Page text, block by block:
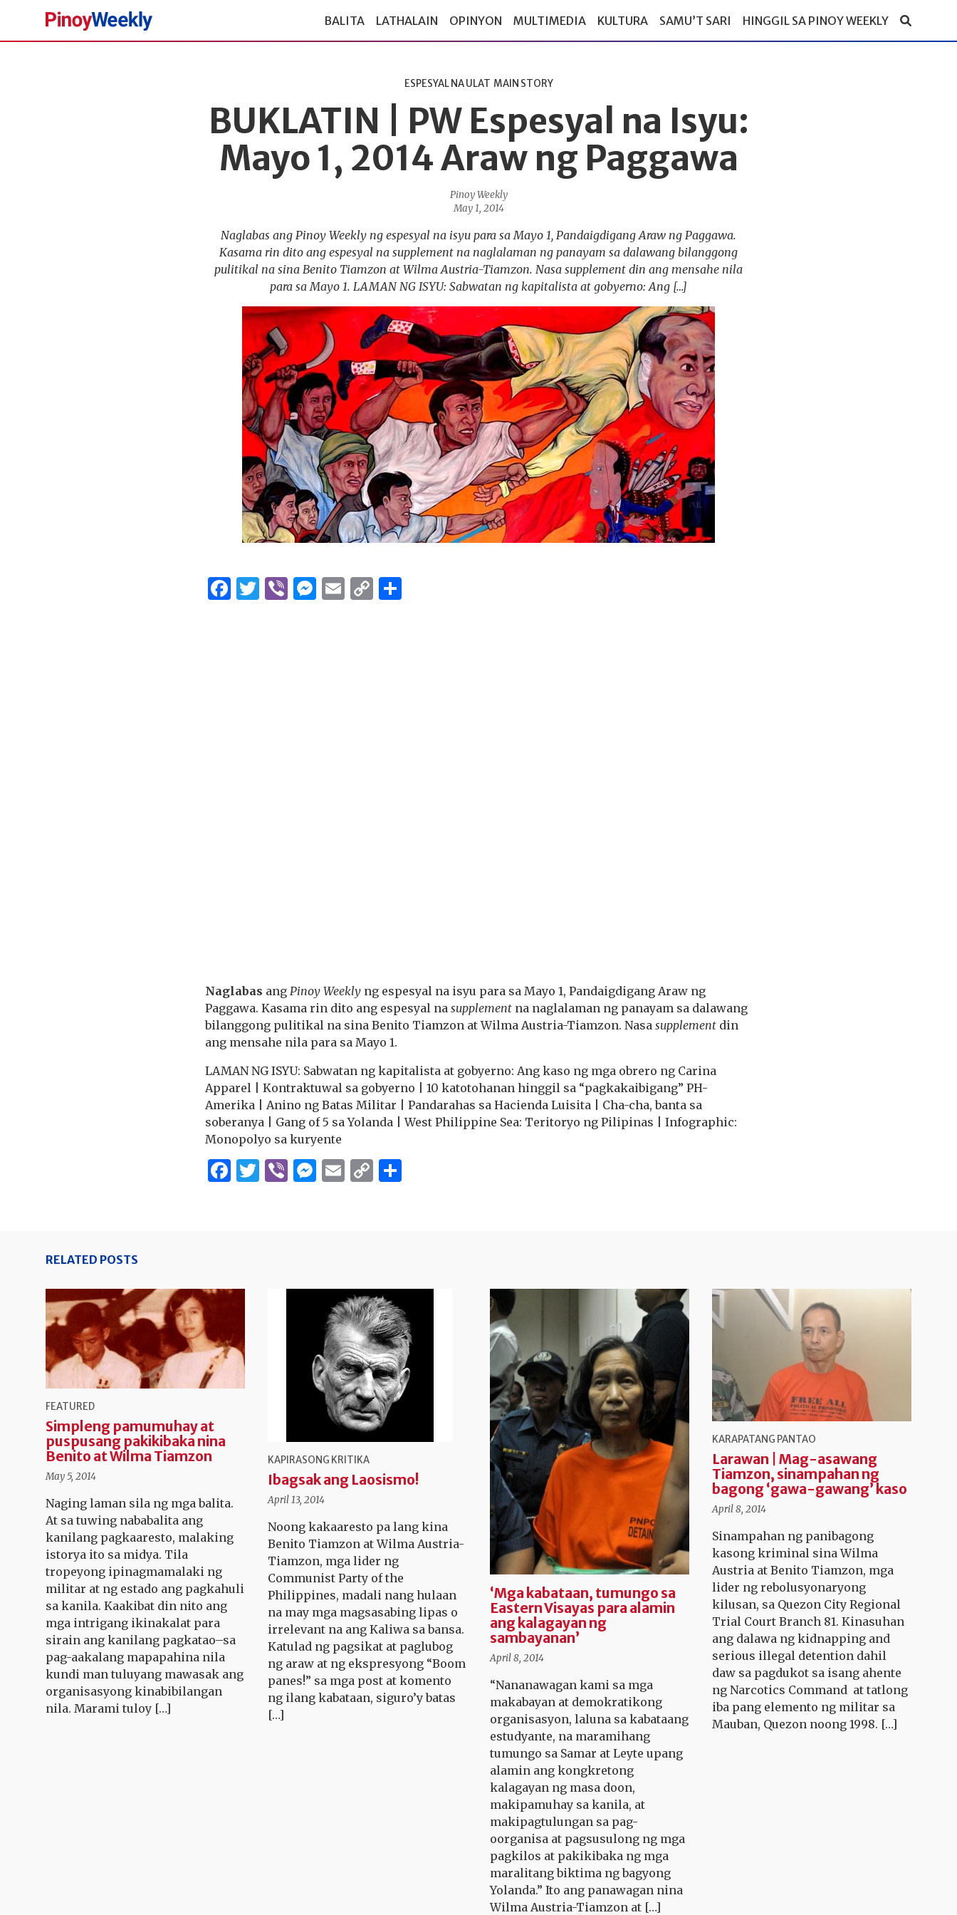
Pinoy
BALITA LATHALAIN OPINYON MULTIMEDIA KULTURA SAMU’T SARI HINGGIL SA PINOY WEEKLY
ESPESYAL NA ULAT MAIN STORY
BUKLATIN | PW Espesyal na Isyu:
Mayo 1, 2014 Araw ng Paggawa
Pinoy Weekly
May 1, 2014
Naglabas ang Pinoy Weekly ng espesyal na isyu para sa Mayo 1, Pandaigdigang Araw ng Paggawa.
Kasama rin dito ang espesyal na supplement na naglalaman ng panayam sa dalawang bilanggong
pulitikal na sina Benito Tiamzon at Wilma Austria-Tiamzon. Nasa supplement din ang mensahe nila
para sa Mayo 1. LAMAN NG ISYU: Sabwatan ng kapitalista at gobyerno: Ang […]
Facebook
Twitter
ViberMessenger
Email
Copy
Naglabas ang Pinoy Weekly ng espesyal na isyu para sa Mayo 1, Pandaigdigang Araw ng
Paggawa. Kasama rin dito ang espesyal na supplement na naglalaman ng panayam sa dalawang
bilanggong pulitikal na sina Benito Tiamzon at Wilma Austria-Tiamzon. Nasa supplement din
ang mensahe nila para sa Mayo 1.
LAMAN NG ISYU: Sabwatan ng kapitalista at gobyerno: Ang kaso ng mga obrero ng Carina
Apparel | Kontraktuwal sa gobyerno | 10 katotohanan hinggil sa “pagkakaibigang” PH-
Amerika | Anino ng Batas Militar | Pandarahas sa Hacienda Luisita | Cha-cha, banta sa
soberanya | Gang of 5 sa Yolanda | West Philippine Sea: Teritoryo ng Pilipinas | Infographic:
Monopolyo sa kuryente
Facebook
Twitter
ViberMessenger
Email
Copy
RELATED POSTS
FEATURED
Simpleng pamumuhay at
puspusang pakikibaka nina
Benito at Wilma Tiamzon
May 5, 2014
Naging laman sila ng mga balita.
At sa tuwing nababalita ang
kanilang pagkaaresto, malaking
istorya ito sa midya. Tila
tropeyong ipinagmamalaki ng
militar at ng estado ang pagkahuli
sa kanila. Kaakibat din nito ang
mga intrigang ikinakalat para
sirain ang kanilang pagkatao–sa
pag-aakalang mapapahina nila
kundi man tuluyang mawasak ang
organisasyong kinabibilangan
nila. Marami tuloy […]
KAPIRASONG KRITIKA
Ibagsak ang Laosismo!
April 13, 2014
Noong kakaaresto pa lang kina
Benito Tiamzon at Wilma Austria-
Tiamzon, mga lider ng
Communist Party of the
Philippines, madali nang hulaan
na may mga magsasabing lipas o
irrelevant na ang Kaliwa sa bansa.
Katulad ng pagsikat at paglubog
ng araw at ng ekspresyong “Boom
panes!” sa mga post at komento
ng ilang kabataan, siguro’y batas
[…]
‘Mga kabataan, tumungo sa
Eastern Visayas para alamin
ang kalagayan ng
sambayanan’
April 8, 2014
“Nananawagan kami sa mga
makabayan at demokratikong
organisasyon, laluna sa kabataang
estudyante, na maramihang
tumungo sa Samar at Leyte upang
alamin ang kongkretong
kalagayan ng masa doon,
makipamuhay sa kanila, at
makipagtulungan sa pag-
oorganisa at pagsusulong ng mga
pagkilos at pakikibaka ng mga
maralitang biktima ng bagyong
Yolanda.” Ito ang panawagan nina
Wilma Austria-Tiamzon at […]
KARAPATANG PANTAO
Larawan | Mag-asawang
Tiamzon, sinampahan ng
bagong ‘gawa-gawang’ kaso
April 8, 2014
Sinampahan ng panibagong
kasong kriminal sina Wilma
Austria at Benito Tiamzon, mga
lider ng rebolusyonaryong
kilusan, sa Quezon City Regional
Trial Court Branch 81. Kinasuhan
ang dalawa ng kidnapping and
serious illegal detention dahil
daw sa pagdukot sa isang ahente
ng Narcotics Command at tatlong
iba pang elemento ng militar sa
Mauban, Quezon noong 1998. […]